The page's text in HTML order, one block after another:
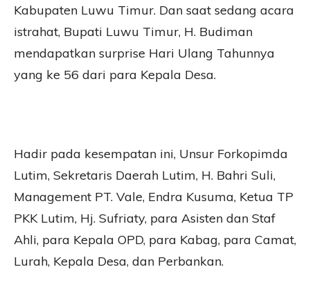
Kabupaten Luwu Timur. Dan saat sedang acara
istrahat, Bupati Luwu Timur, H. Budiman
mendapatkan surprise Hari Ulang Tahunnya
yang ke 56 dari para Kepala Desa.
Hadir pada kesempatan ini, Unsur Forkopimda
Lutim, Sekretaris Daerah Lutim, H. Bahri Suli,
Management PT. Vale, Endra Kusuma, Ketua TP
PKK Lutim, Hj. Sufriaty, para Asisten dan Staf
Ahli, para Kepala OPD, para Kabag, para Camat,
Lurah, Kepala Desa, dan Perbankan.